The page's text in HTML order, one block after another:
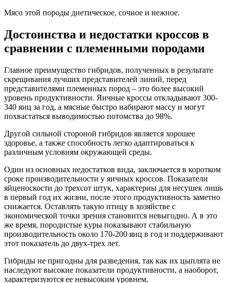
Мясо этой породы диетическое, сочное и нежное.
Достоинства и недостатки кроссов в
сравнении с племенными породами
Главное преимущество гибридов, полученных в результате
скрещивания лучших представителей линий, перед
представителями племенных пород – это более высокий
уровень продуктивности. Яичные кроссы откладывают 300-
340 яиц за год, а мясные быстро набирают массу и могут
похвастаться выводимостью потомства до 98%.
Другой сильной стороной гибридов является хорошее
здоровье, а также способность легко адаптироваться к
различным условиям окружающей среды.
Один из основных недостатков вида, заключается в коротком
сроке производительности у яичных кроссов. Показатели
яйценоскости до трехсот штук, характерны для несушек лишь
в первый год их жизни, после этого продуктивность заметно
снижается. Оставлять такую птицу в хозяйстве с
экономической точки зрения становится невыгодно. А в это
же время, породистые куры показывают стабильную
производительность около 170-200 яиц в год и поддерживают
этот показатель до двух-трех лет.
Гибриды не пригодны для разведения, так как их цыплята не
наследуют высокие показатели продуктивности, а наоборот,
характеризуются ее невысоким уровнем.